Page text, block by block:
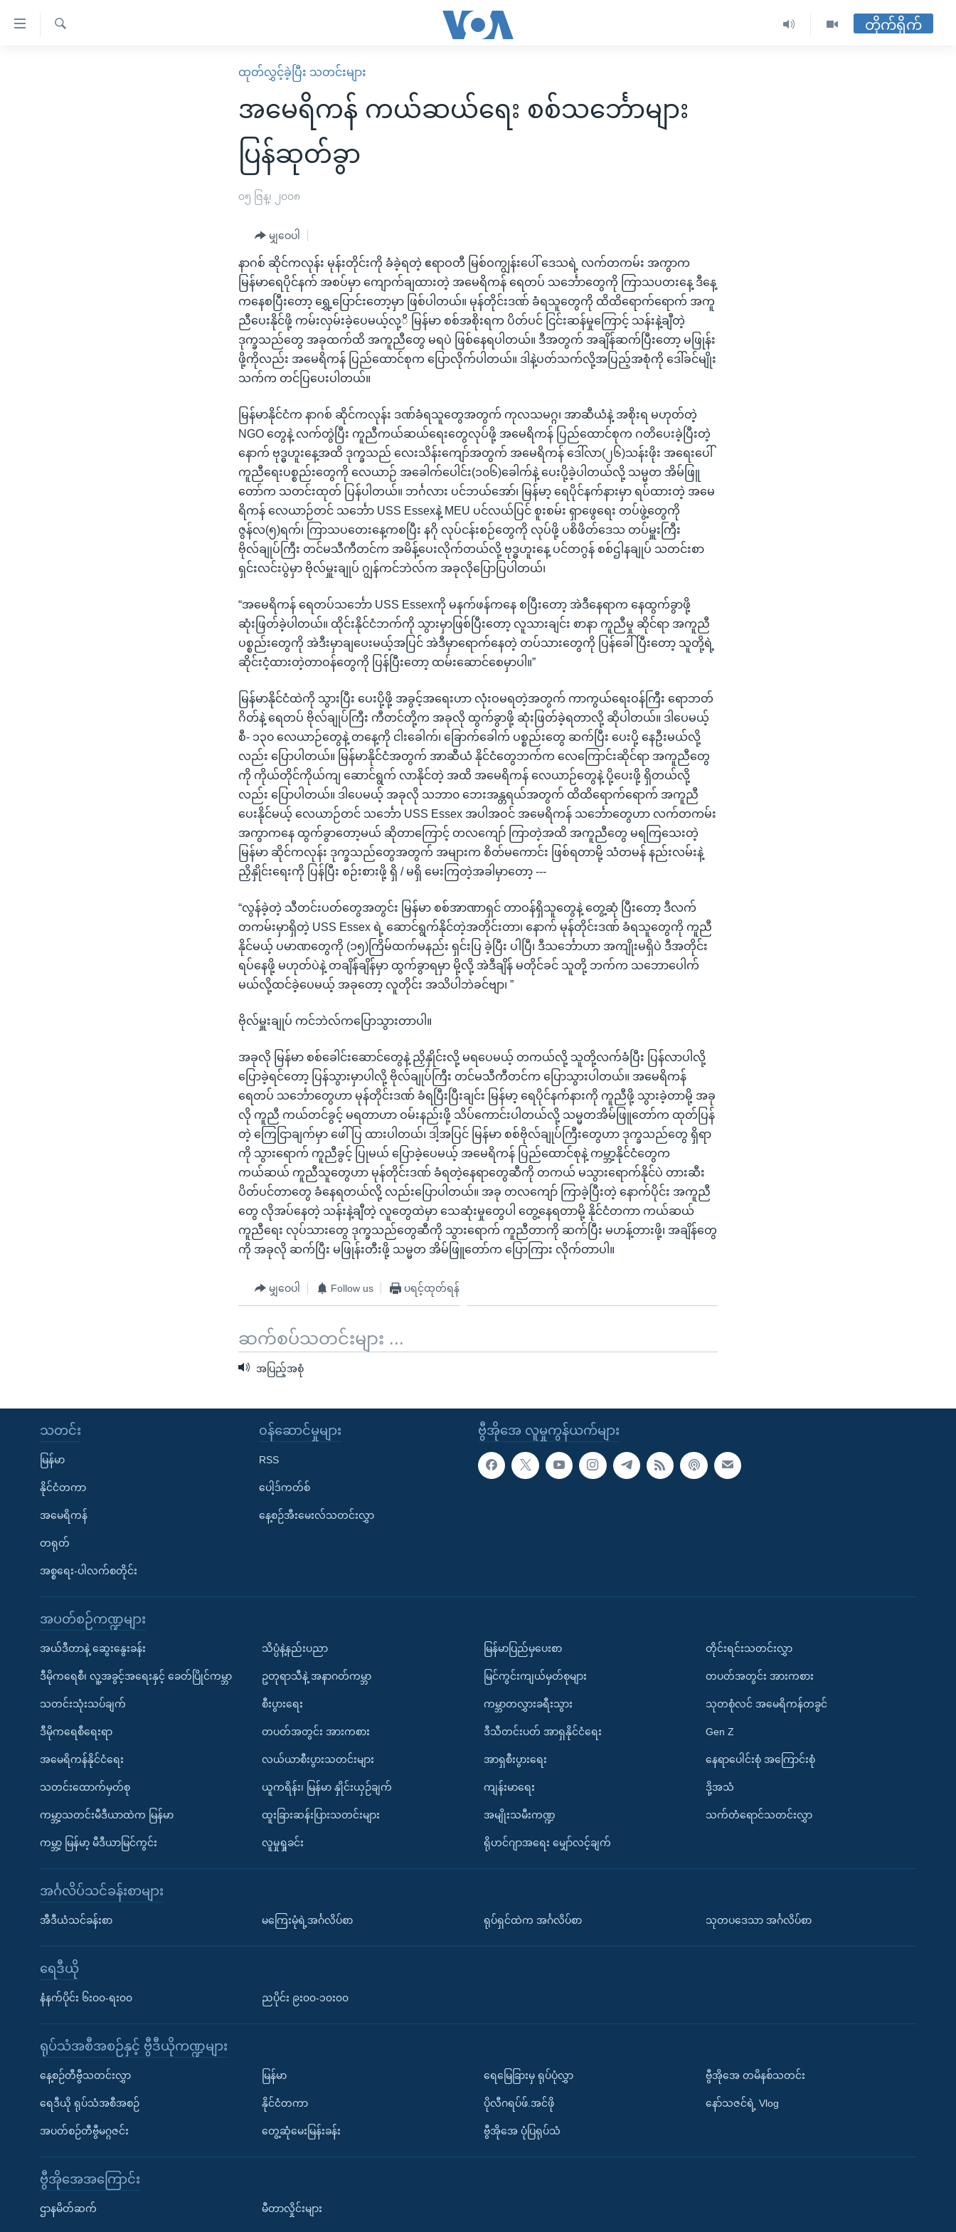
တိုက်ရိုက်
ထုတ်လွှင့်ခဲ့ပြီး သတင်းများ
အမေရိကန် ကယ်ဆယ်ရေး စစ်သင်္ဘောများ
ပြန်ဆုတ်ခွာ
၀၅ ဇြန္၊ ၂၀၀၈
မျှဝေပါ
နာဂစ် ဆိုင်ကလုန်း မုန်းတိုင်းကို ခံခဲ့ရတဲ့ ဧရာဝတီ မြစ်ဝကျွန်းပေါ် ဒေသရဲ့ လက်တကမ်း အကွာက
မြန်မာရေပိုင်နက် အစပ်မှာ ကျောက်ချထားတဲ့ အမေရိကန် ရေတပ် သင်္ဘောတွေကို ကြာသပတးနေ့ ဒီနေ့
ကနေစပြီးတော့ ရွှေ့ပြောင်းတော့မှာ ဖြစ်ပါတယ်။ မုန်တိုင်းဒဏ် ခံရသူတွေကို ထိထိရောက်ရောက် အကူ
ညီပေးနိုင်ဖို့ ကမ်းလှမ်းခဲ့ပေမယ့်လု့ိ မြန်မာ စစ်အစိုးရက ပိတ်ပင် ငြင်းဆန်မှုကြောင့် သန်းနဲ့ချီတဲ့
ဒုက္ခသည်တွေ အခုထက်ထိ အကူညီတွေ မရပဲ ဖြစ်နေရပါတယ်။ ဒီအတွက် အချိန်ဆက်ပြီးတော့ မဖြုန်း
ဖို့ကိုလည်း အမေရိကန် ပြည်ထောင်စုက ပြောလိုက်ပါတယ်။ ဒါနဲ့ပတ်သက်လို့အပြည့်အစုံကို ဒေါ်ခင်မျိုး
သက်က တင်ပြပေးပါတယ်။
မြန်မာနိုင်ငံက နာဂစ် ဆိုင်ကလုန်း ဒဏ်ခံရသူတွေအတွက် ကုလသမဂ္ဂ၊ အာဆီယံနဲ့ အစိုးရ မဟုတ်တဲ့
NGO တွေနဲ့ လက်တွဲပြီး ကူညီကယ်ဆယ်ရေးတွေလုပ်ဖို့ အမေရိကန် ပြည်ထောင်စုက ဂတိပေးခဲ့ပြီးတဲ့
နောက် ဗုဒ္ဓဟူးနေ့အထိ ဒုက္ခသည် လေးသိန်းကျော်အတွက် အမေရိကန် ဒေါ်လာ(၂၆)သန်းဖိုး အရေးပေါ်
ကူညီရေးပစ္စည်းတွေကို လေယာဉ် အခေါက်ပေါင်း(၁၀၆)ခေါက်နဲ့ ပေးပို့ခဲ့ပါတယ်လို့ သမ္မတ အိမ်ဖြူ
တော်က သတင်းထုတ် ပြန်ပါတယ်။ ဘင်္ဂလား ပင်ဘယ်အော်၊ မြန်မာ့ ရေပိုင်နက်နားမှာ ရပ်ထားတဲ့ အမေ
ရိကန် လေယာဉ်တင် သင်္ဘော USS Essexနဲ့ MEU ပင်လယ်ပြင် စူးစမ်း ရှာဖွေရေး တပ်ဖွဲ့တွေကို
ဇွန်လ(၅)ရက်၊ ကြာသပတေးနေ့ကစပြီး နဂို လုပ်ငန်းစဉ်တွေကို လုပ်ဖို့ ပစိဖိတ်ဒေသ တပ်မှူးကြီး
ဗိုလ်ချုပ်ကြီး တင်မသီကီတင်က အမိန့်ပေးလိုက်တယ်လို့ ဗုဒ္ဓဟူးနေ့ ပင်တဂွန် စစ်ဌါနချုပ် သတင်းစာ
ရှင်းလင်းပွဲမှာ ဗိုလ်မှူးချုပ် ဂျွန်ကင်ဘဲလ်က အခုလိုပြောပြပါတယ်၊
“အမေရိကန် ရေတပ်သင်္ဘော USS Essexကို မနက်ဖန်ကနေ စပြီးတော့ အဲဒီနေရာက နေထွက်ခွာဖို့
ဆုံးဖြတ်ခဲ့ပါတယ်။ ထိုင်းနိုင်ငံဘက်ကို သွားမှာဖြစ်ပြီးတော့ လူသားချင်း စာနာ ကူညီမှု ဆိုင်ရာ အကူညီ
ပစ္စည်းတွေကို အဲဒီးမှာချပေးမယ့်အပြင် အဲဒီမှာရောက်နေတဲ့ တပ်သားတွေကို ပြန်ခေါ်ပြီးတော့ သူတို့ရဲ့
ဆိုင်းငံ့ထားတဲ့တာဝန်တွေကို ပြန်ပြီးတော့ ထမ်းဆောင်စေမှာပါ။”
မြန်မာနိုင်ငံထဲကို သွားပြီး ပေးပို့ဖို့ အခွင့်အရေးဟာ လုံးဝမရတဲ့အတွက် ကာကွယ်ရေးဝန်ကြီး ရောဘတ်
ဂိတ်နဲ့ ရေတပ် ဗိုလ်ချုပ်ကြီး ကီတင်တို့က အခုလို ထွက်ခွာဖို့ ဆုံးဖြတ်ခဲ့ရတာလို့ ဆိုပါတယ်။ ဒါပေမယ့်
စီ- ၁၃၀ လေယာဉ်တွေနဲ့ တနေ့ကို ငါးခေါက်၊ ခြောက်ခေါက် ပစ္စည်းတွေ ဆက်ပြီး ပေးပို့ နေဦးမယ်လို့
လည်း ပြောပါတယ်။ မြန်မာနိုင်ငံအတွက် အာဆီယံ နိုင်ငံတွေဘက်က လေကြောင်းဆိုင်ရာ အကူညီတွေ
ကို ကိုယ်တိုင်ကိုယ်ကျ ဆောင်ရွက် လာနိုင်တဲ့ အထိ အမေရိကန် လေယာဉ်တွေနဲ့ ပို့ပေးဖို့ ရှိတယ်လို့
လည်း ပြောပါတယ်။ ဒါပေမယ့် အခုလို သဘာ၀ ဘေးအန္တရယ်အတွက် ထိထိရောက်ရောက် အကူညီ
ပေးနိုင်မယ့် လေယာဉ်တင် သင်္ဘော USS Essex အပါအဝင် အမေရိကန် သင်္ဘောတွေဟာ လက်တကမ်း
အကွာကနေ ထွက်ခွာတော့မယ် ဆိုတာကြောင့် တလကျော် ကြာတဲ့အထိ အကူညီတွေ မရကြသေးတဲ့
မြန်မာ ဆိုင်ကလုန်း ဒုက္ခသည်တွေအတွက် အများက စိတ်မကောင်း ဖြစ်ရတာမို့ သံတမန် နည်းလမ်းနဲ့
ညှိနှိုင်းရေးကို ပြန်ပြီး စဉ်းစားဖို့ ရှိ / မရှိ မေးကြတဲ့အခါမှာတော့ ---
“လွန်ခဲ့တဲ့ သီတင်းပတ်တွေအတွင်း မြန်မာ စစ်အာဏာရှင် တာဝန်ရှိသူတွေနဲ့ တွေ့ဆုံ ပြီးတော့ ဒီလက်
တကမ်းမှာရှိတဲ့ USS Essex ရဲ့ ဆောင်ရွက်နိုင်တဲ့အတိုင်းတာ၊ နောက် မုန်တိုင်းဒဏ် ခံရသူတွေကို ကူညီ
နိုင်မယ့် ပမာဏတွေကို (၁၅)ကြိမ်ထက်မနည်း ရှင်းပြ ခဲ့ပြီး ပါပြီ၊ ဒီသင်္ဘောဟာ အကျိုးမရှိပဲ ဒီအတိုင်း
ရပ်နေဖို့ မဟုတ်ပဲနဲ့ တချိန်ချိန်မှာ ထွက်ခွာရမှာ မို့လို့ အဲဒီချိန် မတိုင်ခင် သူတို့ ဘက်က သဘောပေါက်
မယ်လို့ထင်ခဲ့ပေမယ့် အခုတော့ လူတိုင်း အသိပါဘဲခင်ဗျာ၊ ”
ဗိုလ်မှူးချုပ် ကင်ဘဲလ်ကပြောသွားတာပါ။
အခုလို မြန်မာ စစ်ခေါင်းဆောင်တွေနဲ့ ညှိနှိုင်းလို့ မရပေမယ့် တကယ်လို့ သူတို့လက်ခံပြီး ပြန်လာပါလို့
ပြောခဲ့ရင်တော့ ပြန်သွားမှာပါလို့ ဗိုလ်ချုပ်ကြီး တင်မသီကီတင်က ပြောသွားပါတယ်။ အမေရိကန်
ရေတပ် သင်္ဘောတွေဟာ မုန်တိုင်းဒဏ် ခံရပြီးပြီးချင်း မြန်မာ့ ရေပိုင်နက်နားကို ကူညီဖို့ သွားခဲ့တာမို့ အခု
လို ကူညီ ကယ်တင်ခွင့် မရတာဟာ ဝမ်းနည်းဖို့ သိပ်ကောင်းပါတယ်လို့ သမ္မတအိမ်ဖြူတော်က ထုတ်ပြန်
တဲ့ ကြေငြာချက်မှာ ဖေါ်ပြ ထားပါတယ်၊ ဒါ့အပြင် မြန်မာ စစ်ဗိုလ်ချုပ်ကြီးတွေဟာ ဒုက္ခသည်တွေ ရှိရာ
ကို သွားရောက် ကူညီခွင့် ပြုမယ် ပြောခဲ့ပေမယ့် အမေရိကန် ပြည်ထောင်စုနဲ့ ကမ္ဘာ့နိုင်ငံတွေက
ကယ်ဆယ် ကူညီသူတွေဟာ မုန်တိုင်းဒဏ် ခံရတဲ့နေရာတွေဆီကို တကယ် မသွားရောက်နိုင်ပဲ တားဆီး
ပိတ်ပင်တာတွေ ခံနေရတယ်လို့ လည်းပြောပါတယ်။ အခု တလကျော် ကြာခဲ့ပြီးတဲ့ နောက်ပိုင်း အကူညီ
တွေ လိုအပ်နေတဲ့ သန်းနဲ့ချီတဲ့ လူတွေထဲမှာ သေဆုံးမှုတွေပါ တွေ့နေရတာမို့ နိုင်ငံတကာ ကယ်ဆယ်
ကူညီရေး လုပ်သားတွေ ဒုက္ခသည်တွေဆီကို သွားရောက် ကူညီတာကို ဆက်ပြီး မဟန့်တားဖို့၊ အချိန်တွေ
ကို အခုလို ဆက်ပြီး မဖြုန်းတီးဖို့ သမ္မတ အိမ်ဖြူတော်က ပြောကြား လိုက်တာပါ။
မျှဝေပါ Follow us ပရင့်ထုတ်ရန်
ဆက်စပ်သတင်းများ ...
အပြည့်အစုံ
ဗွီအိုအေ လူမှုကွန်ယက်များ
သတင်း
မြန်မာ
နိုင်ငံတကာ
အမေရိကန်
တရုတ်
အစ္စရေး-ပါလက်စတိုင်း
၀န်ဆောင်မှုများ
RSS
ပေါ့ဒ်ကတ်စ်
နေ့စဉ်အီးမေးလ်သတင်းလွှာ
အပတ်စဉ်ကဏ္ဍများ
အယ်ဒီတာနဲ့ ဆွေးနွေးခန်း
ဒီမိုကရေစီ၊ လူ့အခွင့်အရေးနှင့် ခေတ်ပြိုင်ကမ္ဘာ
သတင်းသုံးသပ်ချက်
ဒီမိုကရေစီရေးရာ
အမေရိကန်နိုင်ငံရေး
သတင်းထောက်မှတ်စု
ကမ္ဘာ့သတင်းမီဒီယာထဲက မြန်မာ
ကမ္ဘာ့ မြန်မာ့ မီဒီယာမြင်ကွင်း
သိပ္ပံနဲ့နည်းပညာ
ဥတုရာသီနဲ့ အနာဂတ်ကမ္ဘာ
စီးပွားရေး
တပတ်အတွင်း အားကစား
လယ်ယာစီးပွားသတင်းများ
ယူကရိန်း၊ မြန်မာ နှိုင်းယှဉ်ချက်
ထူးခြားဆန်းပြားသတင်းများ
လူမှုရှုခင်း
မြန်မာပြည်မှပေးစာ
မြင်ကွင်းကျယ်မှတ်စုများ
ကမ္ဘာတလွှားခရီးသွား
ဒီသီတင်းပတ် အာရှနိုင်ငံရေး
အာရှစီးပွားရေး
ကျန်းမာရေး
အမျိုးသမီးကဏ္ဍ
ရိုဟင်ဂျာအရေး မျှော်လင့်ချက်
တိုင်းရင်းသတင်းလွှာ
တပတ်အတွင်း အားကစား
သုတစုံလင် အမေရိကန်တခွင်
Gen Z
နေရာပေါင်းစုံ အကြောင်းစုံ
ဒို့အသံ
သက်တံရောင်သတင်းလွှာ
အင်္ဂလိပ်သင်ခန်းစာများ
အီဒီယံသင်ခန်းစာ မကြေးမုံရဲ့အင်္ဂလိပ်စာ ရုပ်ရှင်ထဲက အင်္ဂလိပ်စာ သုတပဒေသာ အင်္ဂလိပ်စာ
ရေဒီယို
နံနက်ပိုင်း ၆း၀၀-ရး၀၀ ညပိုင်း ၉း၀၀-၁၀း၀၀
ရုပ်သံအစီအစဉ်နှင့် ဗွီဒီယိုကဏ္ဍများ
နေ့စဉ်တီဗွီသတင်းလွှာ
ရေဒီယို ရုပ်သံအစီအစဉ်
အပတ်စဉ်တီဗွီမဂ္ဂဇင်း
မြန်မာ
နိုင်ငံတကာ
တွေ့ဆုံမေးမြန်းခန်း
ရေမြေခြားမှ ရုပ်ပုံလွှာ
ပိုလီဂရပ်ဖ်.အင်ဖို
ဗွီအိုအေ ပုံပြရုပ်သံ
ဗွီအိုအေ တမိနစ်သတင်း
နော်သဇင်ရဲ့ Vlog
ဗွီအိုအေအကြောင်း
ဌာနမိတ်ဆက် မီတာလှိုင်းများ